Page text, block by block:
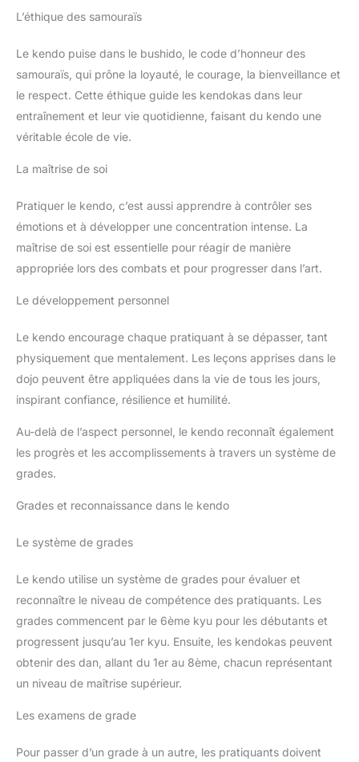
L’éthique des samouraïs
Le kendo puise dans le bushido, le code d’honneur des
samouraïs, qui prône la loyauté, le courage, la bienveillance et
le respect. Cette éthique guide les kendokas dans leur
entraînement et leur vie quotidienne, faisant du kendo une
véritable école de vie.
La maîtrise de soi
Pratiquer le kendo, c’est aussi apprendre à contrôler ses
émotions et à développer une concentration intense. La
maîtrise de soi est essentielle pour réagir de manière
appropriée lors des combats et pour progresser dans l’art.
Le développement personnel
Le kendo encourage chaque pratiquant à se dépasser, tant
physiquement que mentalement. Les leçons apprises dans le
dojo peuvent être appliquées dans la vie de tous les jours,
inspirant confiance, résilience et humilité.
Au-delà de l’aspect personnel, le kendo reconnaît également
les progrès et les accomplissements à travers un système de
grades.
Grades et reconnaissance dans le kendo
Le système de grades
Le kendo utilise un système de grades pour évaluer et
reconnaître le niveau de compétence des pratiquants. Les
grades commencent par le 6ème kyu pour les débutants et
progressent jusqu’au 1er kyu. Ensuite, les kendokas peuvent
obtenir des dan, allant du 1er au 8ème, chacun représentant
un niveau de maîtrise supérieur.
Les examens de grade
Pour passer d’un grade à un autre, les pratiquants doivent